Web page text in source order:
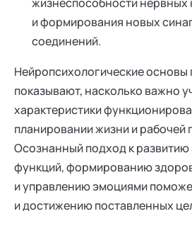
и формирования новых
соединений.
Нейропсихологические основы
показывают, насколько важно
характеристики
планировании жизни и рабочей
Осознанный подход к развитию
функций, формированию
и управлению эмоциями
и достижению поставленных